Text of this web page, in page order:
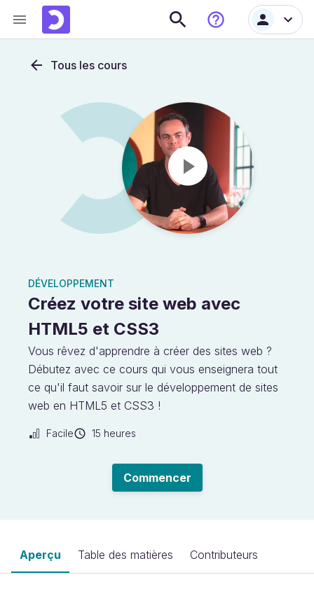
Tous les cours
DÉVELOPPEMENT
Créez votre site web avec
HTML5 et CSS3
Vous rêvez d'apprendre à créer des sites web ?
Débutez avec ce cours qui vous enseignera tout
ce qu'il faut savoir sur le développement de sites
web en HTML5 et CSS3 !
Facile 15 heures
Commencer
Aperçu Table des matières Contributeurs